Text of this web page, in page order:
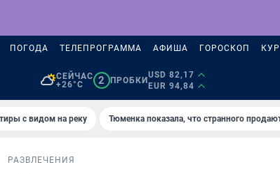
ПОГОДА ТЕЛЕПРОГРАММА АФИША ГОРОСКОП
СЕЙЧАС
+26°C
2 ПРОБКИ
USD 82,17
EUR 94,84
с видом на реку Тюменка показала, что странного
РАЗВЛЕЧЕНИЯ